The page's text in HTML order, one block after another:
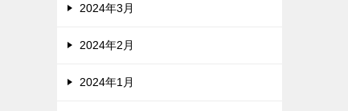
2024年3月
2024年2月
2024年1月